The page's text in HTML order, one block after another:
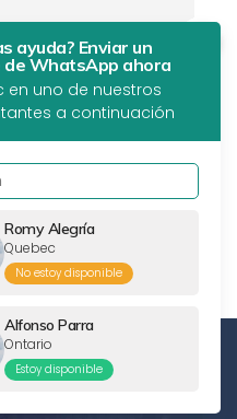
eficiente y
todos los
ayuda? Enviar un
de WhatsApp ahora
en uno de nuestros
a continuación
Romy Alegría
Quebec
No estoy disponible
Alfonso Parra
Ontario
Estoy disponible